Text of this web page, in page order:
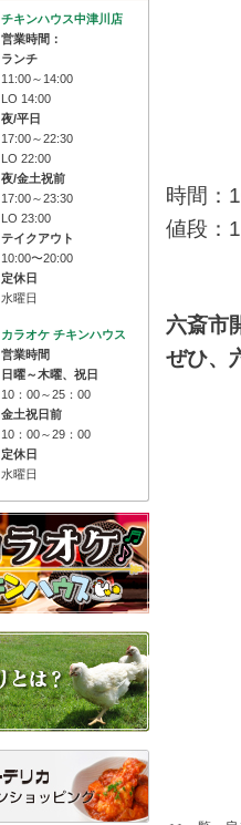
チキンハウス中津川店
営業時間：
ランチ
11:00～14:00
LO 14:00
夜/平日
17:00～22:30
LO 22:00
夜/金土祝前
17:00～23:30
LO 23:00
テイクアウト
10:00〜20:00
定休日
水曜日
カラオケ チキンハウス
営業時間
日曜～木曜、祝日
10：00～25：00
金土祝日前
10：00～29：00
定休日
水曜日
時間：
値段：
六斎市
ぜひ、